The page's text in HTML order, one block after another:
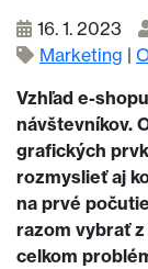
16. 1. 2023
Marketing |
Vzhľad e-
návštevníkov.
grafických
rozmyslieť aj
na prvé
razom vybrať
celkom